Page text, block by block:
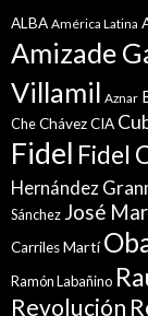
ALBA América Latina
Amizade
Villamil Aznar
CheChávezCIA
Fidel Fidel
Hernández
Sánchez José
CarrilesMartí
Ramón Labañino
Revolución